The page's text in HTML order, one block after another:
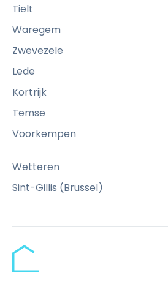
Tielt
Waregem
Zwevezele
Lede
Kortrijk
Temse
Voorkempen
Wetteren
Sint-Gillis (Brussel)